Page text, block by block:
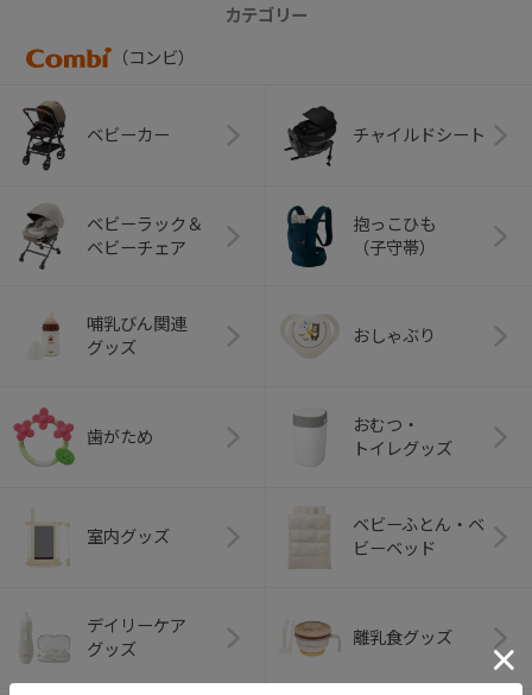
カテゴリー
（コンビ）
ベビーカー チャイルドシート
ベビーラック＆
ベビーチェア
抱っこひも
（子守帯）
哺乳びん関連
グッズ
おしゃぶり
歯がため
おむつ・
トイレグッズ
室内グッズ
ベビーふとん・ベ
ビーベッド
デイリーケア
グッズ
離乳食グッズ